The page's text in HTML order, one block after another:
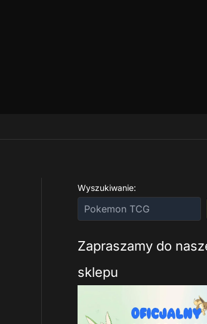
Wyszukiwanie:
Zapraszamy do
sklepu